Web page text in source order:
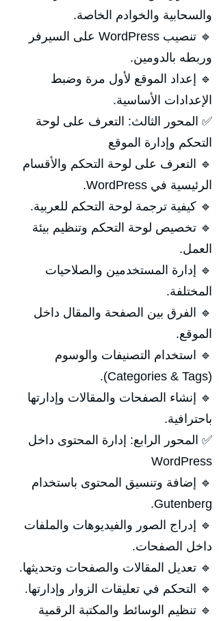
والسحابية والخوادم الخاصة.
🔹 تنصيب WordPress على السيرفر
وربطه بالدومين.
🔹 إعداد الموقع لأول مرة وضبط
الإعدادات الأساسية.
✅ المحور الثالث: التعرف على لوحة
التحكم وإدارة الموقع
🔹 التعرف على لوحة التحكم والأقسام
الرئيسية في WordPress.
🔹 كيفية ترجمة لوحة التحكم للعربية.
🔹 تخصيص لوحة التحكم وتنظيم بيئة
العمل.
🔹 إدارة المستخدمين والصلاحيات
المختلفة.
🔹 الفرق بين الصفحة والمقال داخل
الموقع.
🔹 استخدام التصنيفات والوسوم
(Categories & Tags).
🔹 إنشاء الصفحات والمقالات وإدارتها
باحترافية.
✅ المحور الرابع: إدارة المحتوى داخل
WordPress
🔹 إضافة وتنسيق المحتوى باستخدام
Gutenberg.
🔹 إدراج الصور والفيديوهات والملفات
داخل الصفحات.
🔹 تعديل المقالات والصفحات وتحديثها.
🔹 التحكم في تعليقات الزوار وإدارتها.
🔹 تنظيم الوسائط والمكتبة الرقمية